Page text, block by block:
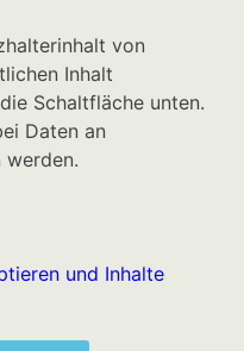
von
Inhalt
Schaltfläche unten.
Daten an
und Inhalte